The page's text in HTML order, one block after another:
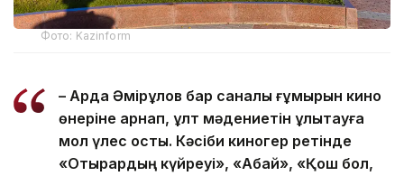
Фото: Kazinform
– Ардақ Әмірқұлов бар саналы ғұмырын кино
өнеріне арнап, ұлт мәдениетін ұлықтауға
мол үлес қосты. Кәсіби киногер ретінде
«Отырардың күйреуі», «Абай», «Қош бол,